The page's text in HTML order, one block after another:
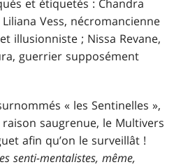
et étiquetés : Chandra
Vess, nécromancienne
illusionniste ; Nissa Revane,
guerrier supposément
« les Sentinelles »,
saugrenue, le Multivers
afin qu’on le surveillât !
senti-mentalistes, même,